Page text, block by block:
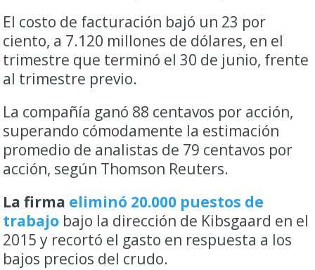
El costo de facturación bajó un 23 por
ciento, a 7.120 millones de dólares, en el
trimestre que terminó el 30 de junio, frente
al trimestre previo.
La compañía ganó 88 centavos por acción,
superando cómodamente la estimación
promedio de analistas de 79 centavos por
acción, según Thomson Reuters.
La firma eliminó 20.000 puestos de
trabajo bajo la dirección de Kibsgaard en el
2015 y recortó el gasto en respuesta a los
bajos precios del crudo.